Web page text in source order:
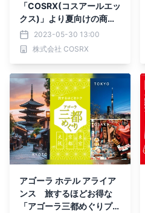
「COSRX(コスアールエッ
クス)」より夏向けの商品
をセットにした「 SUMM
ER BRAND BOOK（サマ
ーブランドブック）」が新
にて限定販売！
2023-05-30 13:00
株式会社 COSRX
アゴーラ ホテル アライア
ンス 旅するほどお得な
「アゴーラ三都めぐりプラ